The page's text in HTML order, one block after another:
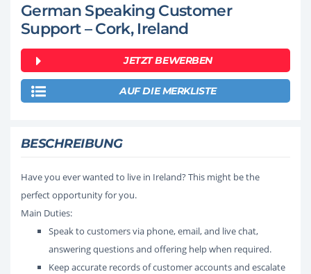
German Speaking Customer
Support – Cork, Ireland
JETZT BEWERBEN
AUF DIE MERKLISTE
BESCHREIBUNG
Have you ever wanted to live in Ireland? This might be the
perfect opportunity for you.
Main Duties:
Speak to customers via phone, email, and live chat,
answering questions and offering help when required.
Keep accurate records of customer accounts and escalate